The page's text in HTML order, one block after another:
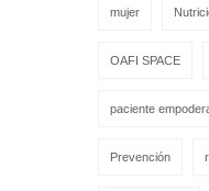
mujer
OAFI SPACE
paciente
Prevención